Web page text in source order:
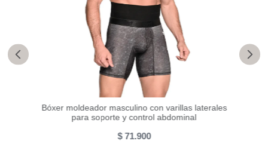
Bóxer moldeador masculino con varillas laterales
para soporte y control abdominal
$ 71.900